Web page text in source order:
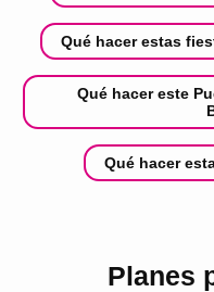
Qué hacer estas
Qué hacer este
Qué hacer
Planes